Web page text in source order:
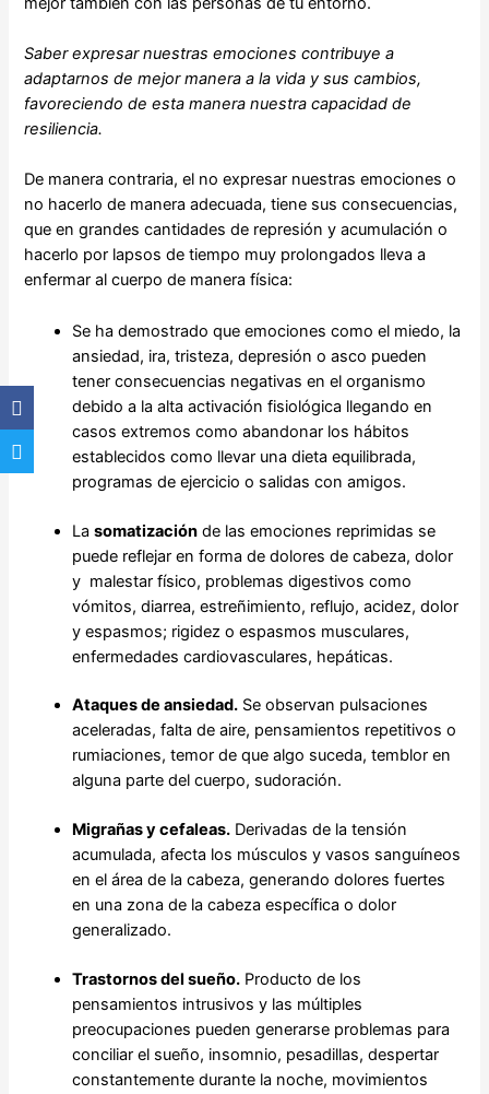
Saber expresar nuestras emociones contribuye a
adaptarnos de mejor manera a la vida y sus cambios,
favoreciendo de esta manera nuestra capacidad de
resiliencia.
De manera contraria, el no expresar nuestras emociones o
no hacerlo de manera adecuada, tiene sus consecuencias,
que en grandes cantidades de represión y acumulación o
hacerlo por lapsos de tiempo muy prolongados lleva a
enfermar al cuerpo de manera física:
Se ha demostrado que emociones como el miedo, la
ansiedad, ira, tristeza, depresión o asco pueden
tener consecuencias negativas en el organismo
debido a la alta activación fisiológica llegando en
casos extremos como abandonar los hábitos
establecidos como llevar una dieta equilibrada,
programas de ejercicio o salidas con amigos.
Lasomatización de las emociones reprimidas se
puede reflejar en forma de dolores de cabeza, dolor
y malestar físico, problemas digestivos como
vómitos, diarrea, estreñimiento, reflujo, acidez, dolor
y espasmos; rigidez o espasmos musculares,
enfermedades cardiovasculares, hepáticas.
Ataques de ansiedad. Se observan pulsaciones
aceleradas, falta de aire, pensamientos repetitivos o
rumiaciones, temor de que algo suceda, temblor en
alguna parte del cuerpo, sudoración.
Migrañas y cefaleas. Derivadas de la tensión
acumulada, afecta los músculos y vasos sanguíneos
en el área de la cabeza, generando dolores fuertes
en una zona de la cabeza específica o dolor
generalizado.
Trastornos del sueño. Producto de los
pensamientos intrusivos y las múltiples
preocupaciones pueden generarse problemas para
conciliar el sueño, insomnio, pesadillas, despertar
constantemente durante la noche, movimientos